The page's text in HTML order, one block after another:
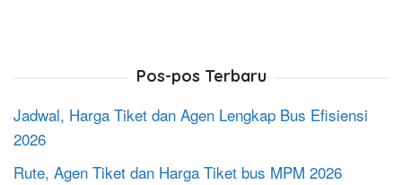
Pos-pos Terbaru
Jadwal, Harga Tiket dan Agen Lengkap Bus Efisiensi
2026
Rute, Agen Tiket dan Harga Tiket bus MPM 2026